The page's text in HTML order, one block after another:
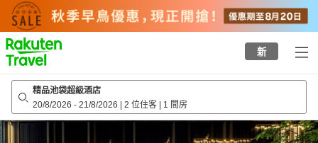
to
top
page
新
精品池袋超級酒店
20/8/2026 - 21/8/2026 | 2 位住客 | 1 間房